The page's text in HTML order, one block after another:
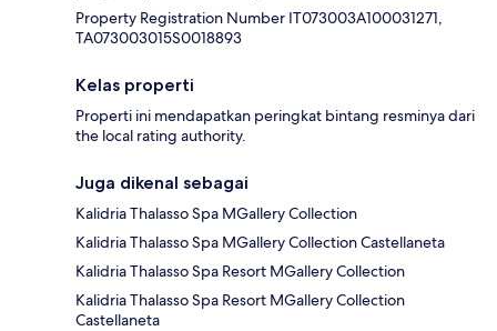
Property Registration Number IT073003A100031271,
TA073003015S0018893
Kelas properti
Properti ini mendapatkan peringkat bintang resminya dari
the local rating authority.
Juga dikenal sebagai
Kalidria Thalasso Spa MGallery Collection
Kalidria Thalasso Spa MGallery Collection Castellaneta
Kalidria Thalasso Spa Resort MGallery Collection
Kalidria Thalasso Spa Resort MGallery Collection
Castellaneta